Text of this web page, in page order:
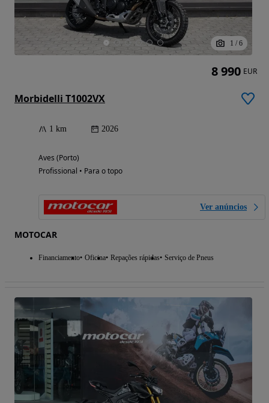
1 / 6
Morbidelli T1002VX
1 km 2026
Aves (Porto)
Profissional • Para o topo
Ver anúncios
MOTOCAR
Financiamento Oficina Repações rápidas Serviço de Pneus
8 990 EUR